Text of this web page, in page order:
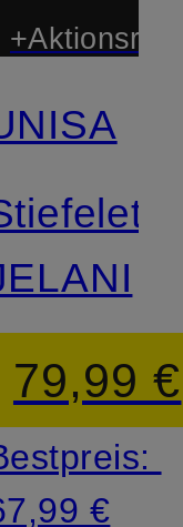
79,99 €
€